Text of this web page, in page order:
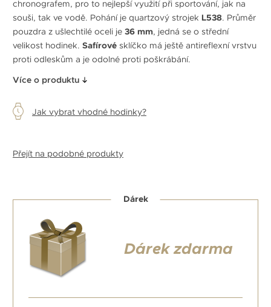
chronografem, pro to nejlepší využití při sportování, jak na
souši, tak ve vodě. Pohání je quartzový strojek L538. Průměr
pouzdra z ušlechtilé oceli je 36 mm, jedná se o střední
velikost hodinek. Safírové sklíčko má ještě antireflexní vrstvu
proti odleskům a je odolné proti poškrábání.
Více o produktu
Jak vybrat vhodné hodinky?
Přejít na podobné produkty
Dárek
Dárek zdarma